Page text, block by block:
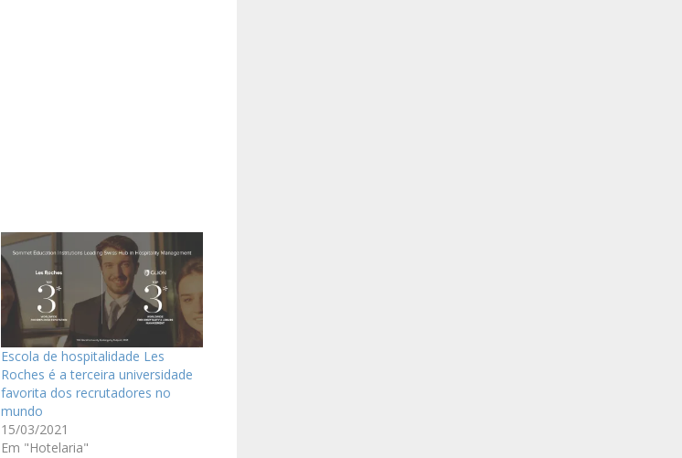
Escola de hospitalidade Les
Roches é a terceira universidade
favorita dos recrutadores no
mundo
15/03/2021
Em "Hotelaria"